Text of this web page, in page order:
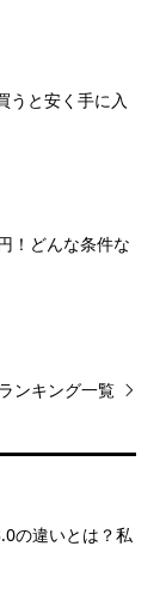
うと安く手に入
！どんな条件な
ランキング一覧
の違いとは？私